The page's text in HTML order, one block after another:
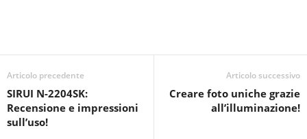
Articolo precedente
SIRUI N-2204SK:
Recensione e impressioni
sull’uso!
Articolo successivo
Creare foto uniche grazie
all’illuminazione!